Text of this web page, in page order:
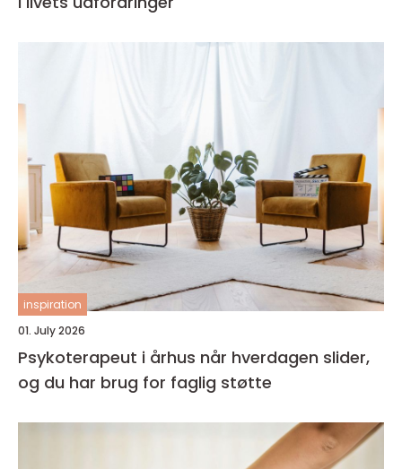
inspiration
01. July 2026
Psykoterapeut i århus når hverdagen slider,
og du har brug for faglig støtte